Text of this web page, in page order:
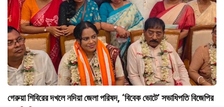
গেরুয়া শিবিরের দখলে নদিয়া জেলা পরিষদ, ‘বিবেক ভোটে’ সভাধিপতি বিজেপির